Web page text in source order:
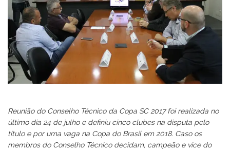
Reunião do Conselho Técnico da Copa SC 2017 foi realizada no
último dia 24 de julho e definiu cinco clubes na disputa pelo
título e por uma vaga na Copa do Brasil em 2018. Caso os
membros do Conselho Técnico decidam, campeão e vice do